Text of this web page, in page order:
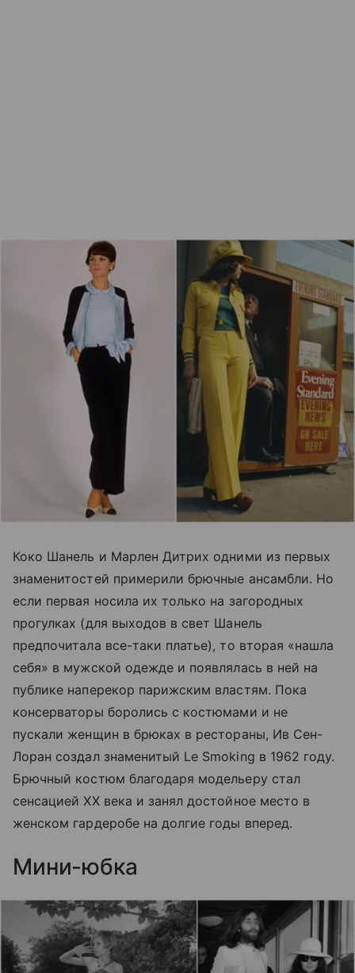
Коко Шанель и Марлен Дитрих одними из первых
знаменитостей примерили брючные ансамбли. Но
если первая носила их только на загородных
прогулках (для выходов в свет Шанель
предпочитала все-таки платье), то вторая «нашла
себя» в мужской одежде и появлялась в ней на
публике наперекор парижским властям. Пока
консерваторы боролись с костюмами и не
пускали женщин в брюках в рестораны, Ив Сен-
Лоран создал знаменитый Le Smoking в 1962 году.
Брючный костюм благодаря модельеру стал
сенсацией XX века и занял достойное место в
женском гардеробе на долгие годы вперед.
Мини-юбка